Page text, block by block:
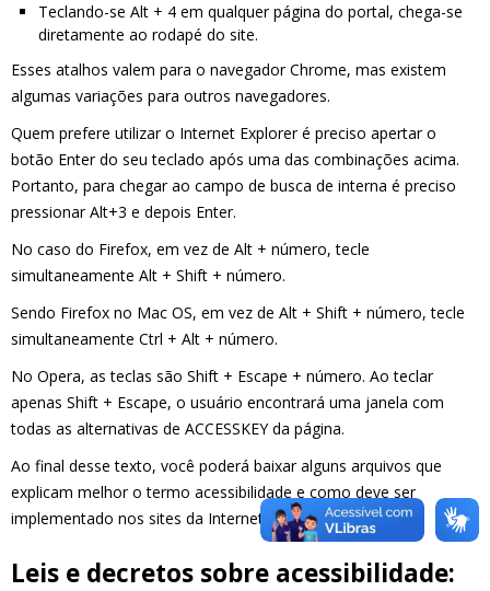
Teclando-se Alt + 4 em qualquer página do portal, chega-se
diretamente ao rodapé do site.
Esses atalhos valem para o navegador Chrome, mas existem
algumas variações para outros navegadores.
Quem prefere utilizar o Internet Explorer é preciso apertar o
botão Enter do seu teclado após uma das combinações acima.
Portanto, para chegar ao campo de busca de interna é preciso
pressionar Alt+3 e depois Enter.
No caso do Firefox, em vez de Alt + número, tecle
simultaneamente Alt + Shift + número.
Sendo Firefox no Mac OS, em vez de Alt + Shift + número, tecle
simultaneamente Ctrl + Alt + número.
No Opera, as teclas são Shift + Escape + número. Ao teclar
apenas Shift + Escape, o usuário encontrará uma janela com
todas as alternativas de ACCESSKEY da página.
Ao final desse texto, você poderá baixar alguns arquivos que
explicam melhor o termo acessibilidade e como deve ser
implementado nos sites da Internet.
Leis e decretos sobre acessibilidade: